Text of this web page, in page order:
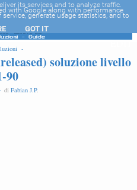
-
soluzione livello
90
di Fabian J.P.
EDIT
its services and to analyze traffic.
with Google along with performance
generate usage statistics, and to
GOT IT